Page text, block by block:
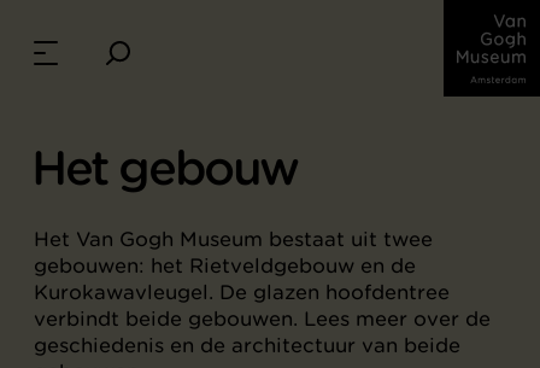
Het gebouw
Het Van Gogh Museum bestaat uit twee
gebouwen: het Rietveldgebouw en de
Kurokawavleugel. De glazen hoofdentree
verbindt beide gebouwen. Lees meer over de
geschiedenis en de architectuur van beide